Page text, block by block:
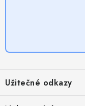
p
a
Užitečné odkazy